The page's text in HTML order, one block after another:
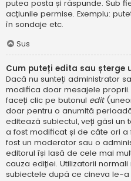
putea posta și răspunde. Sub
acțiunile permise. Exemplu:
în sondaje etc.
Sus
Cum puteți edita sau șterge
Dacă nu sunteți administrator
modifica doar mesajele
faceți clic pe butonul edit
doar pentru o anumită
editează subiectul, veți găsi
a fost modificat și de câte ori
fost un moderator sau o
editorul își lasă de cele mai
cauza ediției. Utilizatorii
subiectele după ce cineva le-a